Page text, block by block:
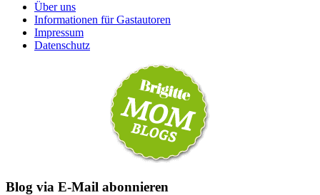
Über uns
Informationen für Gastautoren
Impressum
Datenschutz
Blog via E-Mail abonnieren